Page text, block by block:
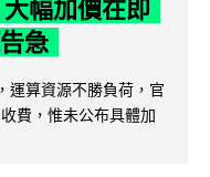
幅加價在即
急
運算資源不勝負荷，官
費，惟未公布具體加